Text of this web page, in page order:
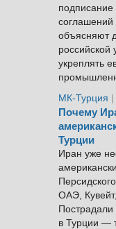
объясняют
российской
укреплять
МК-Турция
Почему
Турции
Иран уже
ОАЭ,
в Турции —